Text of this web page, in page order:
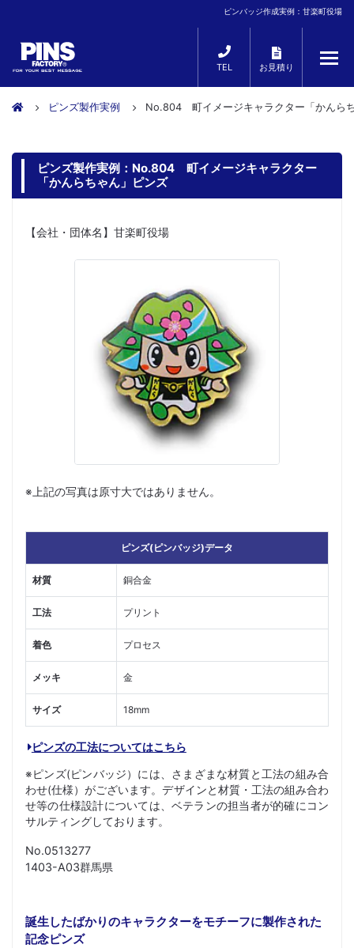
ピンバッジ作成実例：甘楽町役場
TEL お見積り
ピンズ製作実例 No.804 町イメージキャラクター「かんら
ピンズ製作実例：No.804 町イメージキャラクター
「かんらちゃん」ピンズ
【会社・団体名】甘楽町役場
※上記の写真は原寸大ではありません。
ピンズ(ピンバッジ)データ
材質 銅合金
工法 プリント
着色 プロセス
メッキ 金
サイズ 18mm
ピンズの工法についてはこちら
※ピンズ(ピンバッジ）には、さまざまな材質と工法の組み合
わせ(仕様）がございます。デザインと材質・工法の組み合わ
せ等の仕様設計については、ベテランの担当者が的確にコン
サルティングしております。
No.0513277
1403-A03群馬県
誕生したばかりのキャラクターをモチーフに製作された
記念ピンズ